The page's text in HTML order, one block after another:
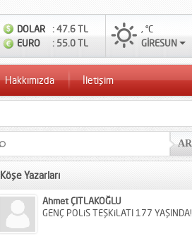
DOLAR
: 47.6 TL
EURO
: 55.0 TL
, °C
GİRESUN
Hakkımızda İletişim
Köşe Yazarları
Ahmet ÇITLAKOĞLU
GENÇ POLiS TEŞKiLATI 177 YAŞINDA!..